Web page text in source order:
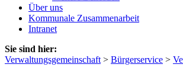
Über uns
Kommunale Zusammenarbeit
Intranet
Sie sind hier:
Verwaltungsgemeinschaft > Bürgerservice >